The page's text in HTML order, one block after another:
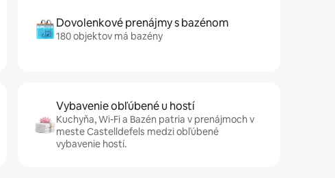
Dovolenkové prenájmy s bazénom
180 objektov má bazény
Vybavenie obľúbené u hostí
Kuchyňa, Wi-Fi a Bazén patria v prenájmoch v
meste Castelldefels medzi obľúbené
vybavenie hostí.